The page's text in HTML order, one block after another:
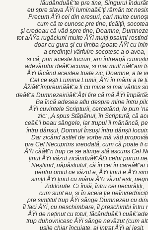
lăudânduâ€‘te pre tine, Singurul
eu spre slava ÅŸi luminaâ€‘ți rămân tot
Precum ÅŸi cei din eresuri, cari multe
cum că te cunosc pre tine, ticăiții,
și credeau că văd spre tine, Doamne,
tot aÅŸa rugăciuni multe ÅŸi mulți psalmi
doar cu gura și cu limba (poate ÅŸi cu
a credinței vârfuire socotesc a o avea,
și că, prin aceste lucruri, am întreagă
adevărului deâ€‘acuma, și mai mult nâ€‘am
ÅŸi făcând acestea toate zic, Doamne, a te
Cel ce ești Lumina Lumii, ÅŸi în mâini a te
Åžiâ€‘împreunăâ€‘a fi cu mine și mai vârtos
deâ€‘a Dumnezeiriiâ€‘Å¢i fire că mă ÅŸi
Ba încă adesea aflu despre mine întru
ÅŸi cuvintele Scripturii, cercetând, le pun
zic: ,,A spus Stăpânul, în Scriptură, că
ceâ€‘i beau sângele, iar trupul îl mănâncă,
întru dânsul, Domnul Însuși întru dânșii
Dar zicând astfel de vorbe mă văd
pre Cel Necuprins vreodată, cum că poate fi
ÅŸi căâ€‘n trup ce se atinge stă ascuns Cel
ținut ÅŸi văzut zicânduâ€‘Å£i celui pururi
Neștiind, năpăstuitul, că în cei în careâ€‘ai
pentru omul ce văzut e, ÅŸi ținut e ÅŸi
simțit ÅŸi ținut cu mâna ÅŸi văzut ești,
Ziditorule. Ci însă, întru cei necurățiți,
cum sunt eu, și în aceia ție
pre simțitul trup ÅŸi sânge Dumnezeu cu
îl faci ÅŸi, cu neschimbare, îl preschimbi întru
ÅŸi de neținut cu totul, făcânduâ€‘l
trup duhovnicesc ÅŸi sânge nevăzut (cum
ușile chiar încuiate, ai intrat ÅŸi ai ieșit,